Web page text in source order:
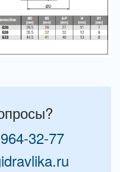
32-77